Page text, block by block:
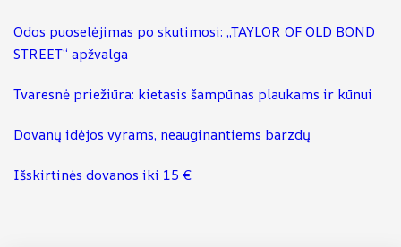
Odos puoselėjimas po skutimosi: „TAYLOR OF OLD BOND
STREET“ apžvalga
Tvaresnė priežiūra: kietasis šampūnas plaukams ir kūnui
Dovanų idėjos vyrams, neauginantiems barzdų
Išskirtinės dovanos iki 15 €